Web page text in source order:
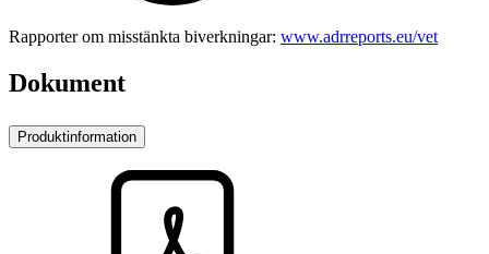
Rapporter om misstänkta biverkningar: www.adrreports.eu/vet
Dokument
Produktinformation